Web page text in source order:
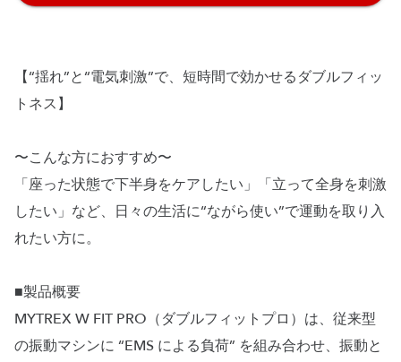
【“揺れ”と“電気刺激”で、短時間で効かせるダブルフィッ
トネス】
〜こんな方におすすめ〜
「座った状態で下半身をケアしたい」「立って全身を刺激
したい」など、日々の生活に“ながら使い”で運動を取り入
れたい方に。
■製品概要
MYTREX W FIT PRO（ダブルフィットプロ）は、従来型
の振動マシンに “EMS による負荷” を組み合わせ、振動と